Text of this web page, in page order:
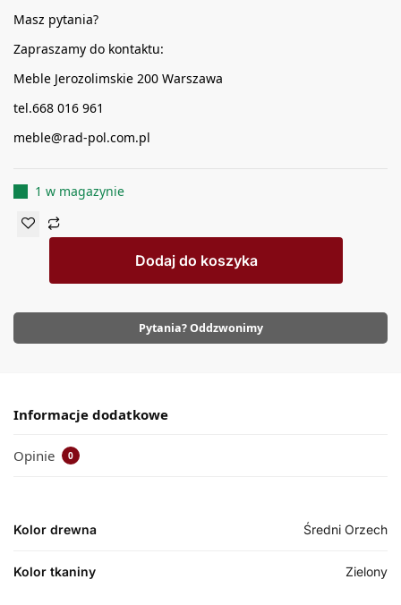
Masz pytania?
Zapraszamy do kontaktu:
Meble Jerozolimskie 200 Warszawa
tel.668 016 961
meble@rad-pol.com.pl
1 w magazynie
Dodaj do koszyka
Pytania? Oddzwonimy
Informacje dodatkowe
Opinie 0
Kolor drewna Średni Orzech
Kolor tkaniny Zielony